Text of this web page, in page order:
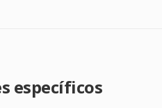
específicos